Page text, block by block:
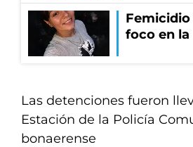
foco en
Las detenciones fueron
Estación de la Policía
bonaerense